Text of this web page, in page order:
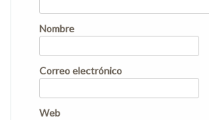
Nombre
Correo electrónico
Web